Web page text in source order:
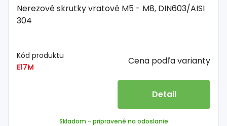
Nerezové skrutky vratové M5 - M8, DIN603/AISI
304
Kód produktu
E17M
Cena podľa varianty
Detail
Skladom - pripravené na odoslanie